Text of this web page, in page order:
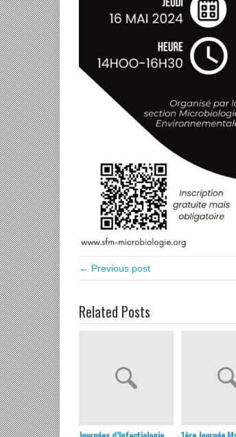
← Previous post
Related Posts